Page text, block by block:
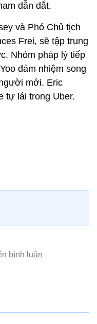
dẫn dắt.
và Phó Chủ tịch
Frei, sẽ tập trung
Nhóm pháp lý tiếp
đảm nhiệm song
mới. Eric
tự lái trong Uber.